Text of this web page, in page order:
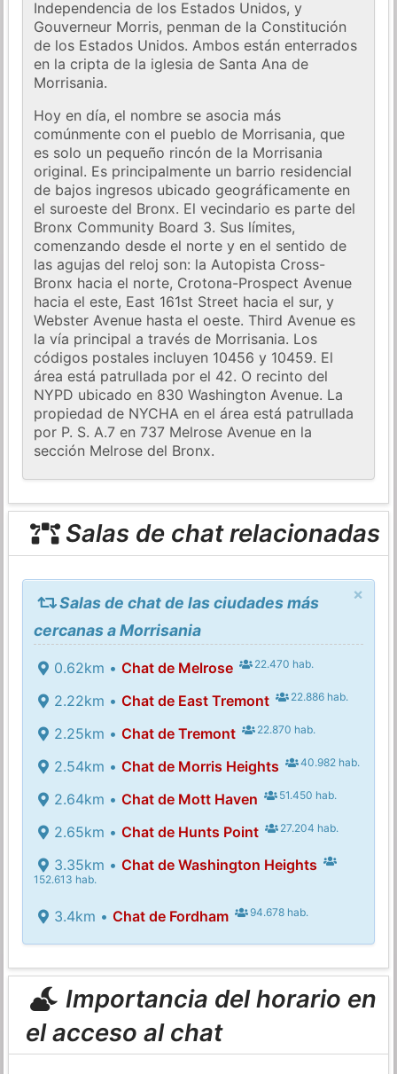
Independencia de los Estados Unidos, y
Gouverneur Morris, penman de la Constitución
de los Estados Unidos. Ambos están enterrados
en la cripta de la iglesia de Santa Ana de
Morrisania.
Hoy en día, el nombre se asocia más
comúnmente con el pueblo de Morrisania, que
es solo un pequeño rincón de la Morrisania
original. Es principalmente un barrio residencial
de bajos ingresos ubicado geográficamente en
el suroeste del Bronx. El vecindario es parte del
Bronx Community Board 3. Sus límites,
comenzando desde el norte y en el sentido de
las agujas del reloj son: la Autopista Cross-
Bronx hacia el norte, Crotona-Prospect Avenue
hacia el este, East 161st Street hacia el sur, y
Webster Avenue hasta el oeste. Third Avenue es
la vía principal a través de Morrisania. Los
códigos postales incluyen 10456 y 10459. El
área está patrullada por el 42. O recinto del
NYPD ubicado en 830 Washington Avenue. La
propiedad de NYCHA en el área está patrullada
por P. S. A.7 en 737 Melrose Avenue en la
sección Melrose del Bronx.
Salas de chat relacionadas
×
Salas de chat de las ciudades más
cercanas a Morrisania
0.62km • Chat de Melrose 22.470 hab.
2.22km • Chat de East Tremont 22.886 hab.
2.25km • Chat de Tremont 22.870 hab.
2.54km • Chat de Morris Heights 40.982 hab.
2.64km • Chat de Mott Haven 51.450 hab.
2.65km • Chat de Hunts Point 27.204 hab.
3.35km • Chat de Washington Heights
152.613 hab.
3.4km • Chat de Fordham 94.678 hab.
Importancia del horario en
el acceso al chat